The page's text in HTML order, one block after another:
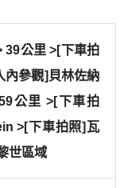
39公里 >[下車拍
參觀]貝林佐納
公里 >[下車拍
>[下車拍照]瓦
世區域